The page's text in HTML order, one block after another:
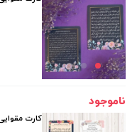
ناموجود
کارت مقوایی